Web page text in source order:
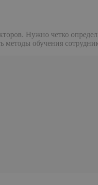
Нужно четко
методы обучения